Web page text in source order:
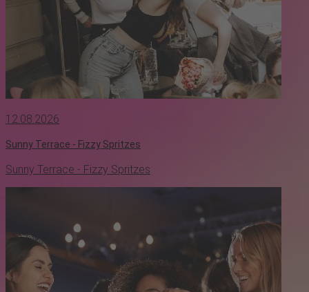
12.08.2026
Sunny Terrace - Fizzy Spritzes
Sunny Terrace - Fizzy Spritzes